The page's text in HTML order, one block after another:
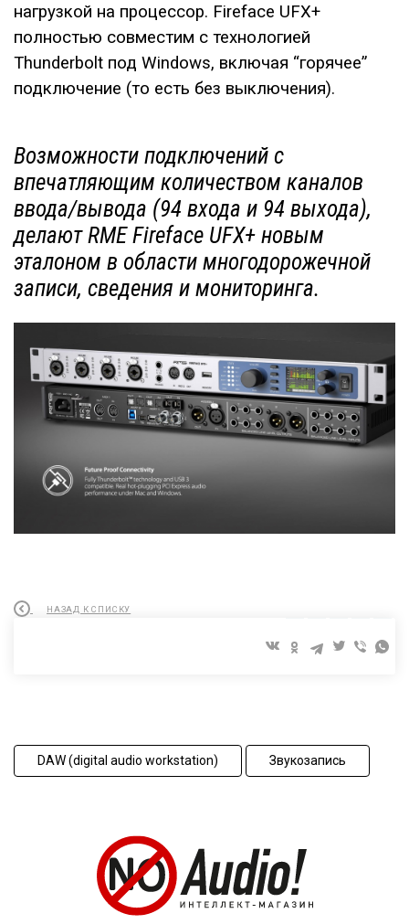
нагрузкой на процессор. Fireface UFX+
полностью совместим с технологией
Thunderbolt под Windows, включая “горячее”
подключение (то есть без выключения).
Возможности подключений с
впечатляющим количеством каналов
ввода/вывода (94 входа и 94 выхода),
делают RME Fireface UFX+ новым
эталоном в области многодорожечной
записи, сведения и мониторинга.
НАЗАД К СПИСКУ
DAW (digital audio workstation) Звукозапись